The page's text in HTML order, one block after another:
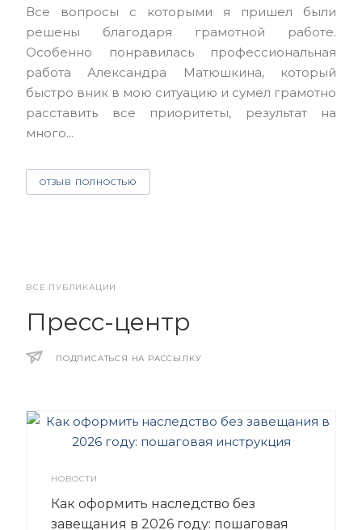
Все вопросы с которыми я пришел были
решены благодаря грамотной работе.
Особенно понравилась профессиональная
работа Александра Матюшкина, который
быстро вник в мою ситуацию и сумел грамотно
расставить все приоритеты, результат на
много...
ОТЗЫВ ПОЛНОСТЬЮ
ВСЕ ПУБЛИКАЦИИ
Пресс-центр
ПОДПИСАТЬСЯ НА РАССЫЛКУ
НОВОСТИ
Как оформить наследство без
завещания в 2026 году: пошаговая